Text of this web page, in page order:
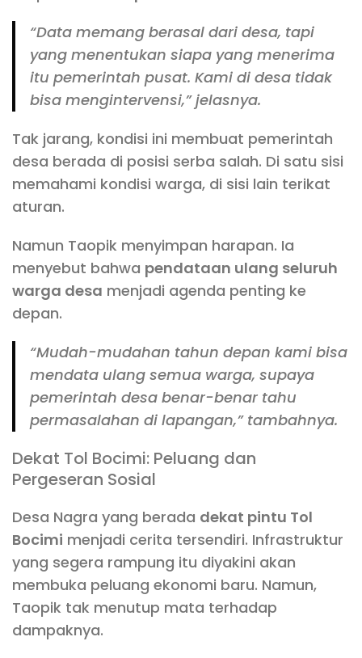
“Data memang berasal dari desa, tapi
yang menentukan siapa yang menerima
itu pemerintah pusat. Kami di desa tidak
bisa mengintervensi,” jelasnya.
Tak jarang, kondisi ini membuat pemerintah
desa berada di posisi serba salah. Di satu sisi
memahami kondisi warga, di sisi lain terikat
aturan.
Namun Taopik menyimpan harapan. Ia
menyebut bahwa pendataan ulang seluruh
warga desa menjadi agenda penting ke
depan.
“Mudah-mudahan tahun depan kami bisa
mendata ulang semua warga, supaya
pemerintah desa benar-benar tahu
permasalahan di lapangan,” tambahnya.
Dekat Tol Bocimi: Peluang dan
Pergeseran Sosial
Desa Nagra yang berada dekat pintu Tol
Bocimi menjadi cerita tersendiri. Infrastruktur
yang segera rampung itu diyakini akan
membuka peluang ekonomi baru. Namun,
Taopik tak menutup mata terhadap
dampaknya.